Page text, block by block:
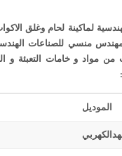
لماكينة لحام وغلق
منسي للصناعات
مواد و خامات التعبئة و
:
الموديل